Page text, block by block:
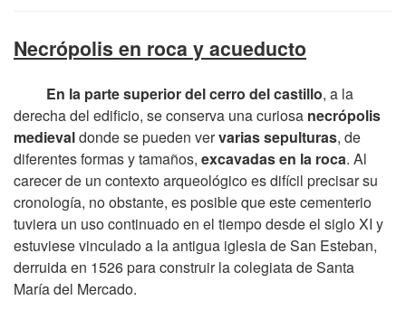
Necrópolis en roca y acueducto
En la parte superior del cerro del castillo, a la
derecha del edificio, se conserva una curiosa necrópolis
medievaldonde se pueden vervarias sepulturas, de
diferentes formas y tamaños, excavadas en la roca. Al
carecer de un contexto arqueológico es difícil precisar su
cronología, no obstante, es posible que este cementerio
tuviera un uso continuado en el tiempo desde el siglo XI y
estuviese vinculado a la antigua iglesia de San Esteban,
derruida en 1526 para construir la colegiata de Santa
María del Mercado.